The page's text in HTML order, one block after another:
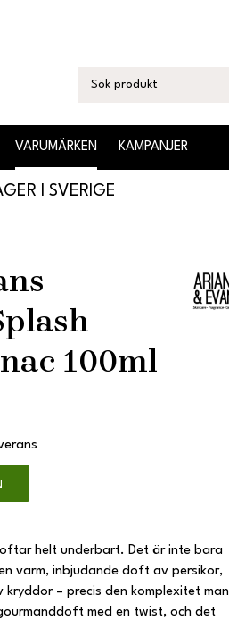
VARUMÄRKEN KAMPANJER
I SVERIGE
100ml
helt underbart. Det är inte bara
varm, inbjudande doft av persikor,
– precis den komplexitet man
med en twist, och det